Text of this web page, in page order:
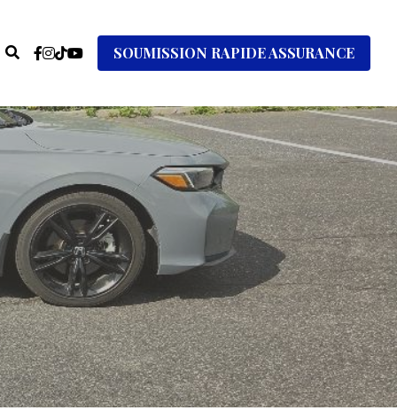
SOUMISSION RAPIDE ASSURANCE